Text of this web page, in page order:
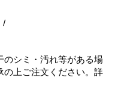
/
のシミ・汚れ等がある場
の上ご注文ください。詳